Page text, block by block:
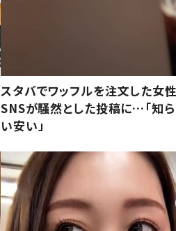
スタバでワッフルを注文した女性
SNSが騒然とした投稿に…「知ら
い安い」